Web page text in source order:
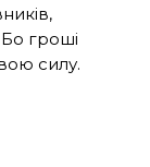
гроші
силу.